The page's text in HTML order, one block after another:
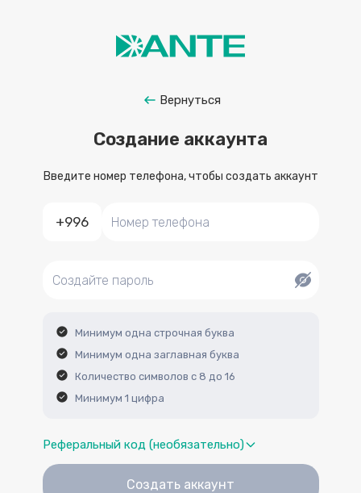
Вернуться
Создание аккаунта
Введите номер телефона, чтобы создать аккаунт
+996
Минимум одна строчная буква
Минимум одна заглавная буква
Количество символов с 8 до 16
Минимум 1 цифра
Реферальный код (необязательно)
Создать аккаунт